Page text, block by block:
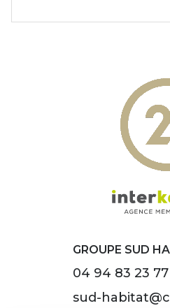
GROUPE SUD
04 94 83 23 77
sud-